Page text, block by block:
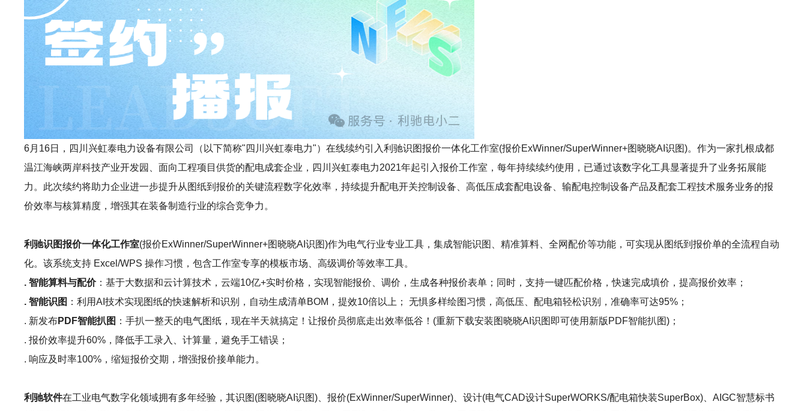
6月16日，四川兴虹泰电力设备有限公司（以下简称"四川兴虹泰电力"）在线续约引入利驰识图报价一体化工作室(报价ExWinner/SuperWinner+图晓晓AI识图)。作为一家扎根成都
温江海峡两岸科技产业开发园、面向工程项目供货的配电成套企业，四川兴虹泰电力2021年起引入报价工作室，每年持续续约使用，已通过该数字化工具显著提升了业务拓展能
力。此次续约将助力企业进一步提升从图纸到报价的关键流程数字化效率，持续提升配电开关控制设备、高低压成套配电设备、输配电控制设备产品及配套工程技术服务业务的报
价效率与核算精度，增强其在装备制造行业的综合竞争力。
利驰识图报价一体化工作室(报价ExWinner/SuperWinner+图晓晓AI识图)作为电气行业专业工具，集成智能识图、精准算料、全网配价等功能，可实现从图纸到报价单的全流程自动
化。该系统支持 Excel/WPS 操作习惯，包含工作室专享的模板市场、高级调价等效率工具。
. 智能算料与配价：基于大数据和云计算技术，云端10亿+实时价格，实现智能报价、调价，生成各种报价表单；同时，支持一键匹配价格，快速完成填价，提高报价效率；
. 智能识图 ：利用AI技术实现图纸的快速解析和识别，自动生成清单BOM，提效10倍以上； 无惧多样绘图习惯，高低压、配电箱轻松识别，准确率可达95%；
. 新发布PDF智能扒图 ：手扒一整天的电气图纸，现在半天就搞定！让报价员彻底走出效率低谷！(重新下载安装图晓晓AI识图即可使用新版PDF智能扒图)；
. 报价效率提升60%，降低手工录入、计算量，避免手工错误；
. 响应及时率100%，缩短报价交期，增强报价接单能力。
利驰软件在工业电气数字化领域拥有多年经验，其识图(图晓晓AI识图)、报价(ExWinner/SuperWinner)、设计(电气CAD设计SuperWORKS/配电箱快装SuperBox)、AIGC智慧标书